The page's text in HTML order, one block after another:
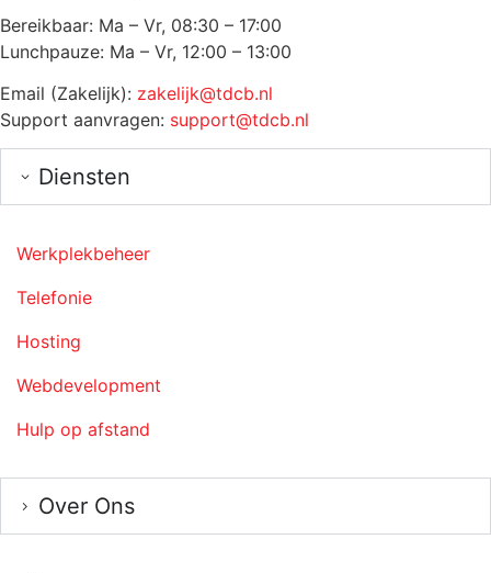
Bereikbaar: Ma – Vr, 08:30 – 17:00
Lunchpauze: Ma – Vr, 12:00 – 13:00
Email (Zakelijk): zakelijk@tdcb.nl
Support aanvragen: support@tdcb.nl
Diensten
Werkplekbeheer
Telefonie
Hosting
Webdevelopment
Hulp op afstand
Over Ons